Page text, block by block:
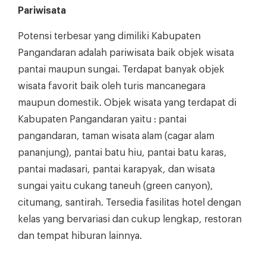
Pariwisata
Potensi terbesar yang dimiliki Kabupaten
Pangandaran adalah pariwisata baik objek wisata
pantai maupun sungai. Terdapat banyak objek
wisata favorit baik oleh turis mancanegara
maupun domestik. Objek wisata yang terdapat di
Kabupaten Pangandaran yaitu : pantai
pangandaran, taman wisata alam (cagar alam
pananjung), pantai batu hiu, pantai batu karas,
pantai madasari, pantai karapyak, dan wisata
sungai yaitu cukang taneuh (green canyon),
citumang, santirah. Tersedia fasilitas hotel dengan
kelas yang bervariasi dan cukup lengkap, restoran
dan tempat hiburan lainnya.